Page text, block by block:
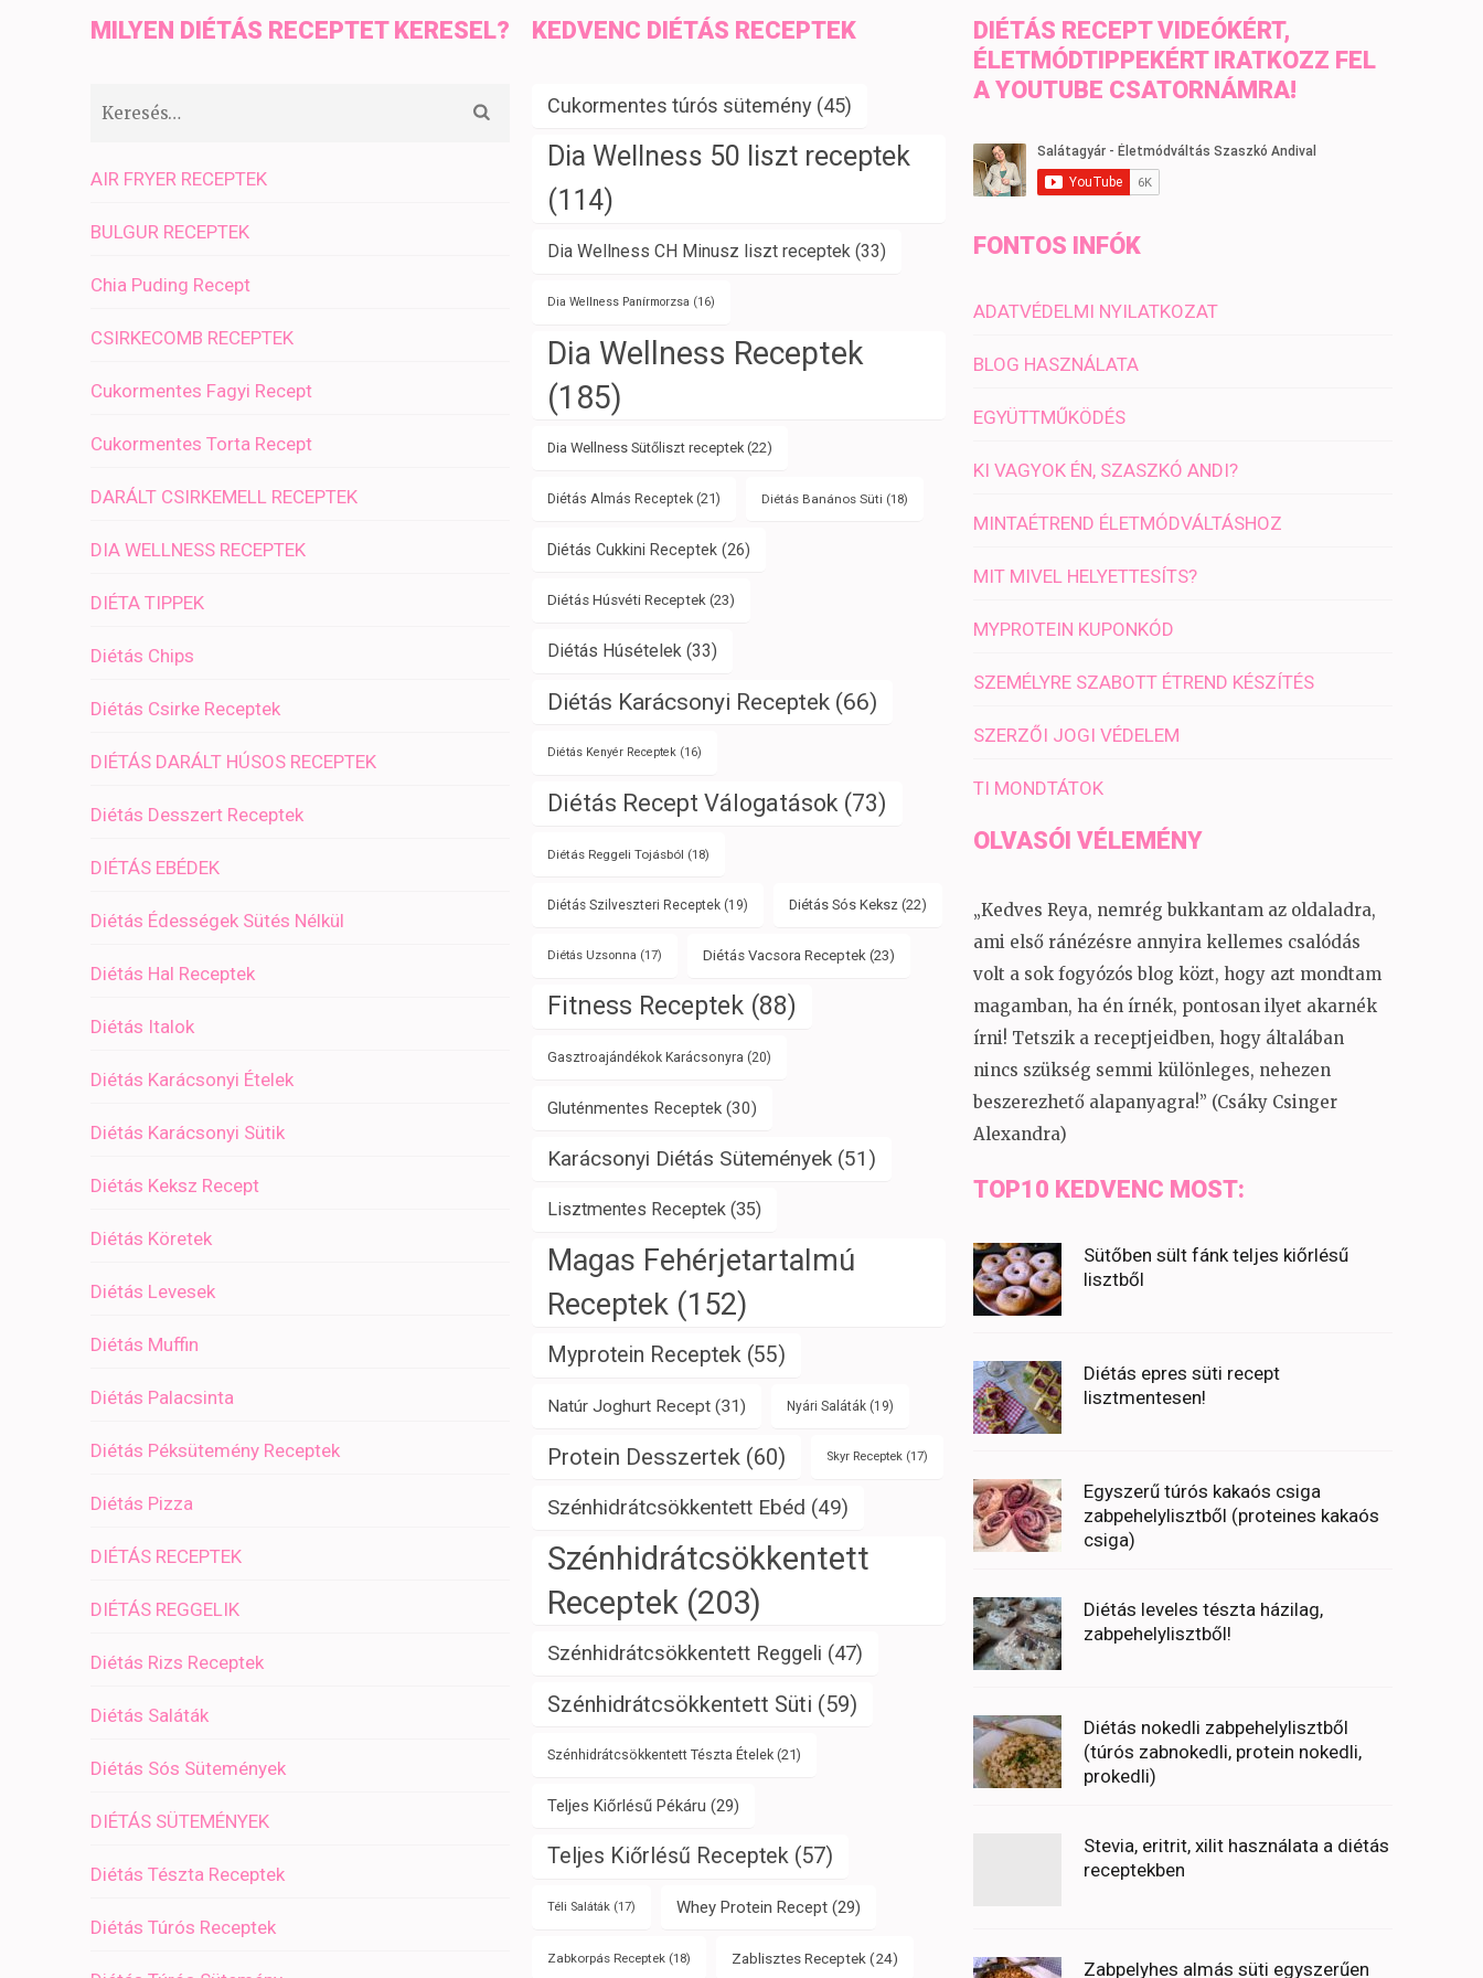
MILYEN DIÉTÁS RECEPTET KERESEL?
AIR FRYER RECEPTEK
BULGUR RECEPTEK
Chia Puding Recept
CSIRKECOMB RECEPTEK
Cukormentes Fagyi Recept
Cukormentes Torta Recept
DARÁLT CSIRKEMELL RECEPTEK
DIA WELLNESS RECEPTEK
DIÉTA TIPPEK
Diétás Chips
Diétás Csirke Receptek
DIÉTÁS DARÁLT HÚSOS RECEPTEK
Diétás Desszert Receptek
DIÉTÁS EBÉDEK
Diétás Édességek Sütés Nélkül
Diétás Hal Receptek
Diétás Italok
Diétás Karácsonyi Ételek
Diétás Karácsonyi Sütik
Diétás Keksz Recept
Diétás Köretek
Diétás Levesek
Diétás Muffin
Diétás Palacsinta
Diétás Péksütemény Receptek
Diétás Pizza
DIÉTÁS RECEPTEK
DIÉTÁS REGGELIK
Diétás Rizs Receptek
Diétás Saláták
Diétás Sós Sütemények
DIÉTÁS SÜTEMÉNYEK
Diétás Tészta Receptek
Diétás Túrós Receptek
KEDVENC DIÉTÁS RECEPTEK
Cukormentes túrós sütemény(45)
Dia Wellness 50 liszt receptek
(114)
Dia Wellness CH Minusz liszt receptek (33)
Dia Wellness Panírmorzsa (16)
Dia Wellness Receptek
(185)
Dia Wellness Sütőliszt receptek(22)
Diétás Almás Receptek(21) Diétás Banános Süti (18)
Diétás Cukkini Receptek(26)
Diétás Húsvéti Receptek (23)
Diétás Húsételek (33)
Diétás Karácsonyi Receptek(66)
Diétás Kenyér Receptek(16)
Diétás Recept Válogatások (73)
Diétás Reggeli Tojásból (18)
Diétás Szilveszteri Receptek(19) Diétás Sós Keksz (22)
Diétás Uzsonna (17) Diétás Vacsora Receptek (23)
Fitness Receptek(88)
Gasztroajándékok Karácsonyra (20)
Gluténmentes Receptek(30)
Karácsonyi Diétás Sütemények(51)
Lisztmentes Receptek (35)
Magas Fehérjetartalmú
Receptek(152)
Myprotein Receptek(55)
Natúr Joghurt Recept(31) Nyári Saláták(19)
Protein Desszertek (60) Skyr Receptek(17)
Szénhidrátcsökkentett Ebéd (49)
Szénhidrátcsökkentett
Receptek (203)
Szénhidrátcsökkentett Reggeli (47)
Szénhidrátcsökkentett Süti (59)
Szénhidrátcsökkentett Tészta Ételek(21)
Teljes Kiőrlésű Pékáru (29)
Teljes Kiőrlésű Receptek(57)
Téli Saláták(17) Whey Protein Recept(29)
Zabkorpás Receptek(18) Zablisztes Receptek (24)
DIÉTÁS RECEPT VIDEÓKÉRT,
ÉLETMÓDTIPPEKÉRT IRATKOZZ FEL
A YOUTUBE CSATORNÁMRA!
FONTOS INFÓK
ADATVÉDELMI NYILATKOZAT
BLOG HASZNÁLATA
EGYÜTTMŰKÖDÉS
KI VAGYOK ÉN, SZASZKÓ ANDI?
MINTAÉTREND ÉLETMÓDVÁLTÁSHOZ
MIT MIVEL HELYETTESÍTS?
MYPROTEIN KUPONKÓD
SZEMÉLYRE SZABOTT ÉTREND KÉSZÍTÉS
SZERZŐI JOGI VÉDELEM
TI MONDTÁTOK
OLVASÓI VÉLEMÉNY
„Kedves Reya, nemrég bukkantam az oldaladra,
ami első ránézésre annyira kellemes csalódás
volt a sok fogyózós blog közt, hogy azt mondtam
magamban, ha én írnék, pontosan ilyet akarnék
írni! Tetszik a receptjeidben, hogy általában
nincs szükség semmi különleges, nehezen
beszerezhető alapanyagra!” (Csáky Csinger
Alexandra)
TOP10 KEDVENC MOST:
Sütőben sült fánk teljes kiőrlésű
lisztből
Diétás epres süti recept
lisztmentesen!
Egyszerű túrós kakaós csiga
zabpehelylisztből (proteines kakaós
csiga)
Diétás leveles tészta házilag,
zabpehelylisztből!
Diétás nokedli zabpehelylisztből
(túrós zabnokedli, protein nokedli,
prokedli)
Stevia, eritrit, xilit használata a diétás
receptekben
Zabpelyhes almás süti egyszerűen